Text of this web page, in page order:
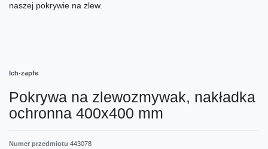
naszej pokrywie na zlew.
Ich-zapfe
Pokrywa na zlewozmywak, nakładka
ochronna 400x400 mm
Numer przedmiotu 443078